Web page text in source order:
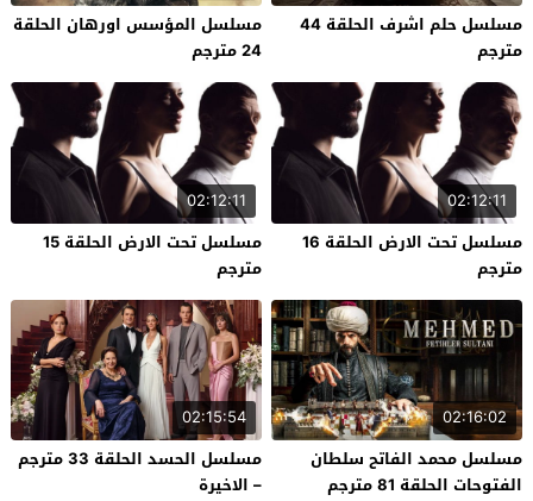
مسلسل حلم اشرف الحلقة 44
مترجم
مسلسل المؤسس اورهان الحلقة
24 مترجم
02:12:11
مسلسل تحت الارض الحلقة 16
مترجم
02:12:11
مسلسل تحت الارض الحلقة 15
مترجم
02:16:02
مسلسل محمد الفاتح سلطان
الفتوحات الحلقة 81 مترجم
02:15:54
مسلسل الحسد الحلقة 33 مترجم
– الاخيرة